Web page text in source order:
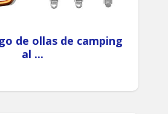
de ollas de camping
al ...